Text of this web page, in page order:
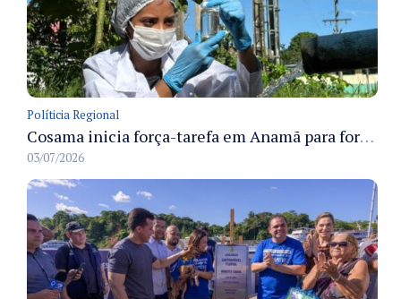
Políticia Regional
Cosama inicia força-tarefa em Anamã para fortalecer abastecimento de água e segurança hídrica da população
03/07/2026